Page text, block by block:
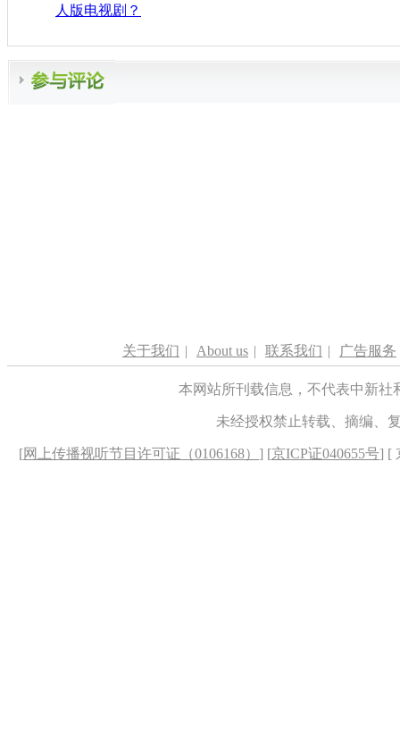
人版电视剧？
关于我们 | About us | 联系我们 | 广告服务
本网站所刊载信息，不代表中新
未经授权禁止转载、摘编、
[网上传播视听节目许可证（0106168） ] [京ICP证040655号] [